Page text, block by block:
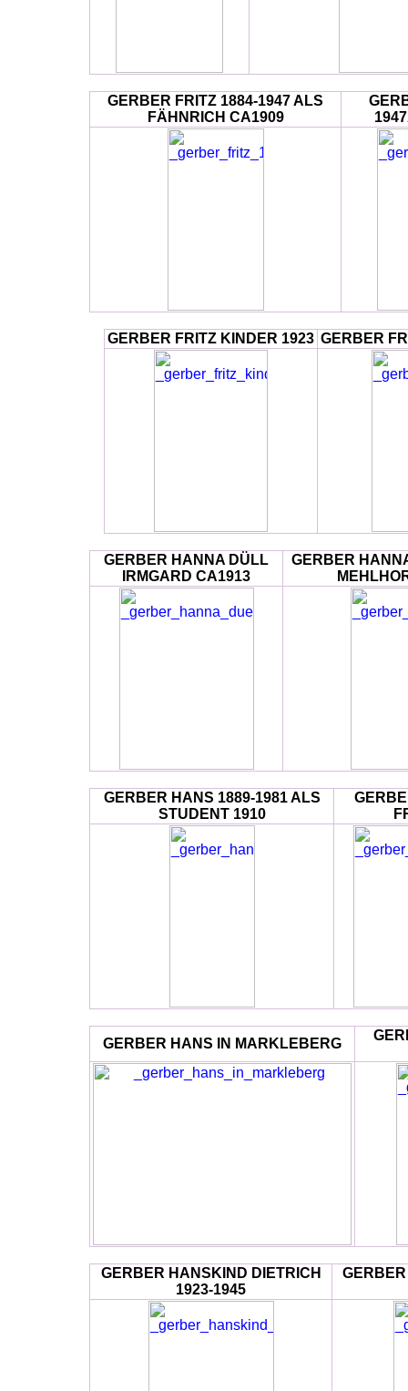
GERBER FRITZ 1884-1947 ALS
FÄHNRICH CA1909
GERBER FRITZ KINDER 1923 GERBER
GERBER HANNA DÜLL
IRMGARD CA1913
GERBER
GERBER HANS 1889-1981 ALS
STUDENT 1910
GERBER HANS IN MARKLEBERG
GERBER HANSKIND DIETRICH
1923-1945